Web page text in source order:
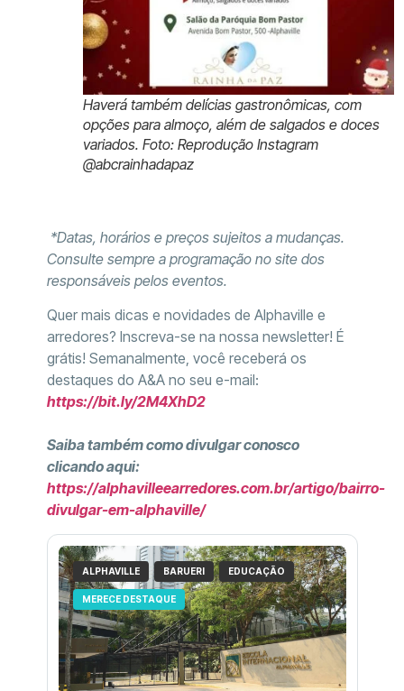
Haverá também delícias gastronômicas, com
opções para almoço, além de salgados e doces
variados. Foto: Reprodução Instagram
@abcrainhadapaz
*Datas, horários e preços sujeitos a mudanças.
Consulte sempre a programação no site dos
responsáveis pelos eventos.
Quer mais dicas e novidades de Alphaville e
arredores? Inscreva-se na nossa newsletter! É
grátis! Semanalmente, você receberá os
destaques do A&A no seu e-mail:
https://bit.ly/2M4XhD2
Saiba também como divulgar conosco
clicando aqui:
https://alphavilleearredores.com.br/artigo/bairro-
divulgar-em-alphaville/
ALPHAVILLE BARUERI EDUCAÇÃO
MERECE DESTAQUE